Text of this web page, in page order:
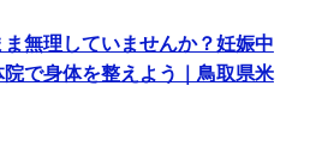
無理していませんか？妊娠中
で身体を整えよう｜鳥取県米